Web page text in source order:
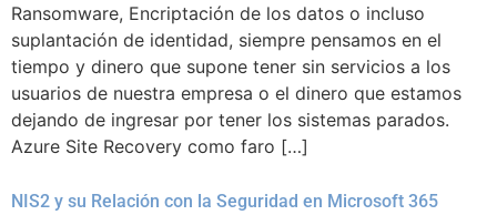
Ransomware, Encriptación de los datos o incluso
suplantación de identidad, siempre pensamos en el
tiempo y dinero que supone tener sin servicios a los
usuarios de nuestra empresa o el dinero que estamos
dejando de ingresar por tener los sistemas parados.
Azure Site Recovery como faro […]
NIS2 y su Relación con la Seguridad en Microsoft 365